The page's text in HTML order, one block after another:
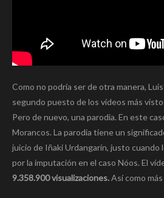
Como no podría ser de otra manera,
segundo puesto de los vídeos más
Pero de nuevo, una parodia. En este
Morancos. La parodia tiene un
juicio de Iñaki Urdangarín, justo cuando
por la imputación en el caso Nóos. El
9.358.900 visualizaciones.Así como